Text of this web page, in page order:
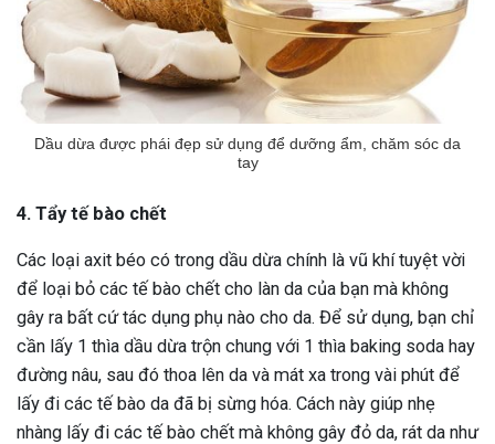
Dầu dừa được phái đẹp sử dụng để dưỡng ẩm, chăm sóc da
tay
4. Tẩy tế bào chết
Các loại axit béo có trong dầu dừa chính là vũ khí tuyệt vời
để loại bỏ các tế bào chết cho làn da của bạn mà không
gây ra bất cứ tác dụng phụ nào cho da. Để sử dụng, bạn chỉ
cần lấy 1 thìa dầu dừa trộn chung với 1 thìa baking soda hay
đường nâu, sau đó thoa lên da và mát xa trong vài phút để
lấy đi các tế bào da đã bị sừng hóa. Cách này giúp nhẹ
nhàng lấy đi các tế bào chết mà không gây đỏ da, rát da như